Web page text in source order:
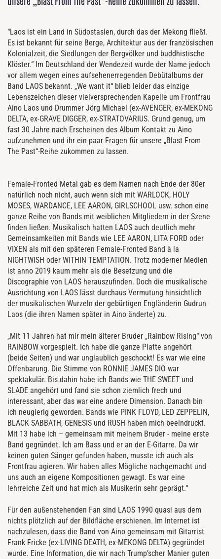
“Laos ist ein Land in Südostasien, durch das der Mekong fließt.
Es ist bekannt für seine Berge, Architektur aus der französischen
Kolonialzeit, die Siedlungen der Bergvölker und buddhistische
Klöster.“ Im Deutschland der Wendezeit wurde der Name jedoch
vor allem wegen eines aufsehenerregenden Debütalbums der
Band LAOS bekannt. „We want it“ blieb leider das einzige
Lebenszeichen dieser vielversprechenden Kapelle um Frontfrau
Aino Laos und Drummer Jörg Michael (ex-AVENGER, ex-MEKONG
DELTA, ex-GRAVE DIGGER, ex-STRATOVARIUS. Grund genug, um
fast 30 Jahre nach Erscheinen des Album Kontakt zu Aino
aufzunehmen und ihr ein paar Fragen für unsere „Blast From
The Past“-Reihe zukommen zu lassen.
Female-Fronted Metal gab es dem Namen nach Ende der 80er
natürlich noch nicht, auch wenn sich mit WARLOCK, HOLY
MOSES, WARDANCE, LEE AARON, GIRLSCHOOL usw. schon eine
ganze Reihe von Bands mit weiblichen Mitgliedern in der Szene
finden ließen. Musikalisch hatten LAOS auch deutlich mehr
Gemeinsamkeiten mit Bands wie LEE AARON, LITA FORD oder
VIXEN als mit den späteren Female-Fronted Band à la
NIGHTWISH oder WITHIN TEMPTATION. Trotz moderner Medien
ist anno 2019 kaum mehr als die Besetzung und die
Discographie von LAOS herauszufinden. Doch die musikalische
Ausrichtung von LAOS lässt durchaus Vermutung hinsichtlich
der musikalischen Wurzeln der gebürtigen Engländerin Gudrun
Laos (die ihren Namen später in Aino änderte) zu.
„Mit 11 Jahren hat mir mein älterer Bruder „Rainbow Rising“ von
RAINBOW vorgespielt. Ich habe die ganze Platte angehört
(beide Seiten) und war unglaublich geschockt! Es war wie eine
Offenbarung. Die Stimme von RONNIE JAMES DIO war
spektakulär. Bis dahin habe ich Bands wie THE SWEET und
SLADE angehört und fand sie schon ziemlich frech und
interessant, aber das war eine andere Dimension. Danach bin
ich neugierig geworden. Bands wie PINK FLOYD, LED ZEPPELIN,
BLACK SABBATH, GENESIS und RUSH haben mich beeindruckt.
Mit 13 habe ich – gemeinsam mit meinem Bruder - meine erste
Band gegründet. Ich am Bass und er an der E-Gitarre. Da wir
keinen guten Sänger gefunden haben, musste ich auch als
Frontfrau agieren. Wir haben alles Mögliche nachgemacht und
uns auch an eigene Kompositionen gewagt. Es war eine
lehrreiche Zeit und hat mich als Musikerin sehr geprägt.“
Für den außenstehenden Fan sind LAOS 1990 quasi aus dem
nichts plötzlich auf der Bildfläche erschienen. Im Internet ist
nachzulesen, dass die Band von Aino gemeinsam mit Gitarrist
Frank Fricke (ex-LIVING DEATH, ex-MEKONG DELTA) gegründet
wurde. Eine Information, die wir nach Trump’scher Manier guten